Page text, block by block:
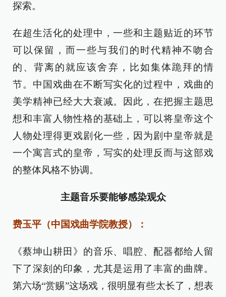
探索。
在超生活化的处理中，一些和主题贴近的环节
可以保留，而一些与我们的时代精神不吻合
的、背离的就应该舍弃，比如集体跪拜的情
节。中国戏曲在不断写实化的过程中，戏曲的
美学精神已经大大衰减。因此，在把握主题思
想和丰富人物性格的基础上，可以将皇帝这个
人物处理得更戏剧化一些，因为剧中皇帝就是
一个寓言式的皇帝，写实的处理反而与这部戏
的整体风格不协调。
主题音乐要能够感染观众
费玉平（中国戏曲学院教授）：
《蔡坤山耕田》的音乐、唱腔、配器都给人留
下了深刻的印象，尤其是运用了丰富的曲牌。
第六场“赏赐”这场戏，很明显有些太长了，想表